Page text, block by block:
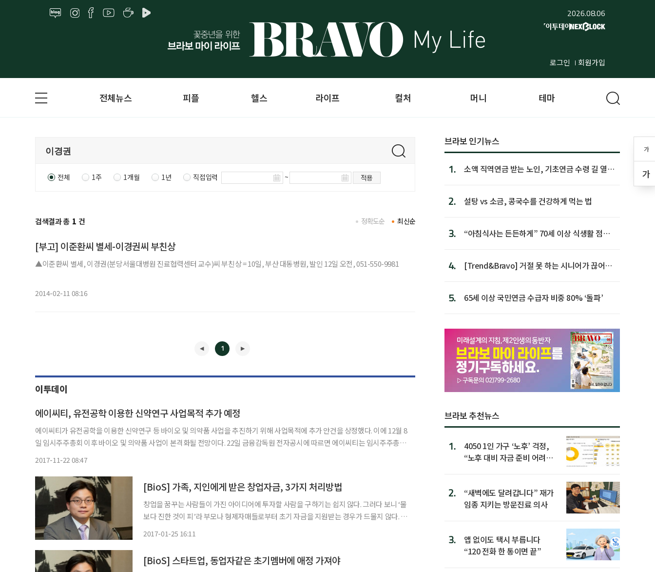
2026.08.06
로그인 회원가입
가
가
전체뉴스 피플 헬스 라이프 컬처 머니 테마
전체 1주 1개월 1년 직접입력 ~ 적용
검색결과 총 1 건 최신순
정확도순
[부고] 이준환씨 별세-이경권씨 부친상
▲이준환씨 별세, 이경권(분당서울대병원 진료협력센터 교수)씨 부친상 = 10일, 부산 대동병원, 발인 12일 오전, 051-550-9981
2014-02-11 08:16
1
이투데이
에이씨티, 유전공학 이용한 신약연구 사업목적 추가 예정
에이씨티가 유전공학을 이용한 신약연구 등 바이오 및 의약품 사업을 추진하기 위해 사업목적에 추가 안건을 상정했다. 이에 12월 8
일 임시주주총회 이후 바이오 및 의약품 사업이 본격화될 전망이다. 22일 금융감독원 전자공시에 따르면 에이씨티는 임시주주총회
2017-11-22 08:47
[BioS] 가족, 지인에게 받은 창업자금, 3가지 처리방법
창업을 꿈꾸는 사람들이 가진 아이디어에 투자할 사람을 구하기는 쉽지 않다. 그러다 보니 ‘물
보다 진한 것이 피’라 부모나 형제자매들로부터 초기 자금을 지원받는 경우가 드물지 않다. 통
2017-01-25 16:11
[BioS] 스타트업, 동업자같은 초기멤버에 애정 가져야
브라보 인기뉴스
1.
소액 직역연금 받는 노인, 기초연금 수령 길 열린
2. 설탕 vs 소금, 콩국수를 건강하게 먹는 법
3.
“아침식사는 든든하게” 70세 이상 식생활 점수
4.
[Trend&Bravo] 거절 못 하는 시니어가 끊어야
5. 65세 이상 국민연금 수급자 비중 80% ‘돌파’
브라보 추천뉴스
1.
4050 1인 가구 ‘노후’ 걱정,
“노후 대비 자금 준비 어려
2.
“새벽에도 달려갑니다” 재가
임종 지키는 방문진료 의사
3.
앱 없이도 택시 부릅니다
“120 전화 한 통이면 끝”